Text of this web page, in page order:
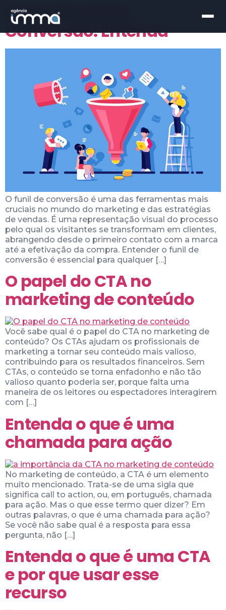
O que é Funil de
Conversão: Entenda
O funil de conversão é uma das ferramentas mais
cruciais no mundo do marketing e das estratégias
de vendas. É uma representação visual do processo
pelo qual os visitantes se transformam em clientes,
abrangendo desde o primeiro contato com a marca
até a efetivação da compra. Entender o funil de
conversão é essencial para qualquer […]
O papel do CTA no
marketing de conteúdo
Você sabe qual é o papel do CTA no marketing de
conteúdo? Os CTAs ajudam os profissionais de
marketing a tornar seu conteúdo mais valioso,
contribuindo para os resultados financeiros. Sem
CTAs, o conteúdo se torna enfadonho e não tão
valioso quanto poderia ser, porque falta uma
maneira de os leitores ou espectadores interagirem
com […]
Entenda o que é uma
chamada para ação
No marketing de conteúdo, a CTA é um elemento
muito mencionado. Trata-se de uma sigla que
significa call to action, ou, em português, chamada
para ação. Mas o que esse termo quer dizer? Em
outras palavras, o que é uma chamada para ação?
Se você não sabe qual é a resposta para essa
pergunta, não […]
Entenda o que é uma CTA
e por que usar esse
recurso